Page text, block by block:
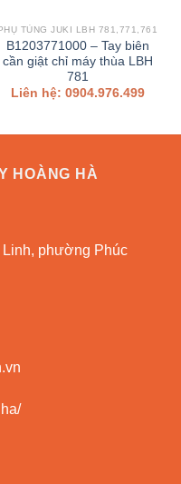
TÙNG JUKI LBH 781,771,761
B1203771000 – Tay biên
cần giật chỉ máy thùa LBH
781
Liên hệ: 0904.976.499
HOÀNG HÀ
phường Phúc